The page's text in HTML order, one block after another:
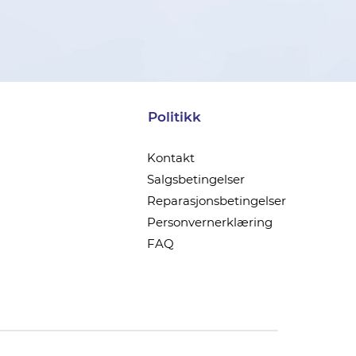
Politikk
Kontakt
Salgsbetingelser
Reparasjonsbetingelser
Personvernerklæring
FAQ